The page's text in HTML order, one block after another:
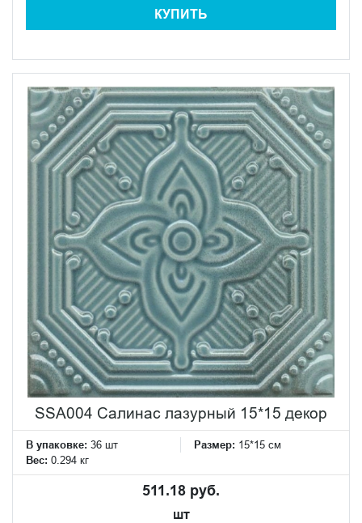
КУПИТЬ
SSA004 Салинас лазурный 15*15 декор
В упаковке: 36 шт Размер: 15*15 см
Вес: 0.294 кг
511.18 руб.
шт